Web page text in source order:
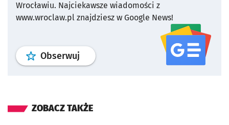
Wrocławiu. Najciekawsze wiadomości z
www.wroclaw.pl znajdziesz w Google News!
Obserwuj profil serwisu
ZOBACZ TAKŻE